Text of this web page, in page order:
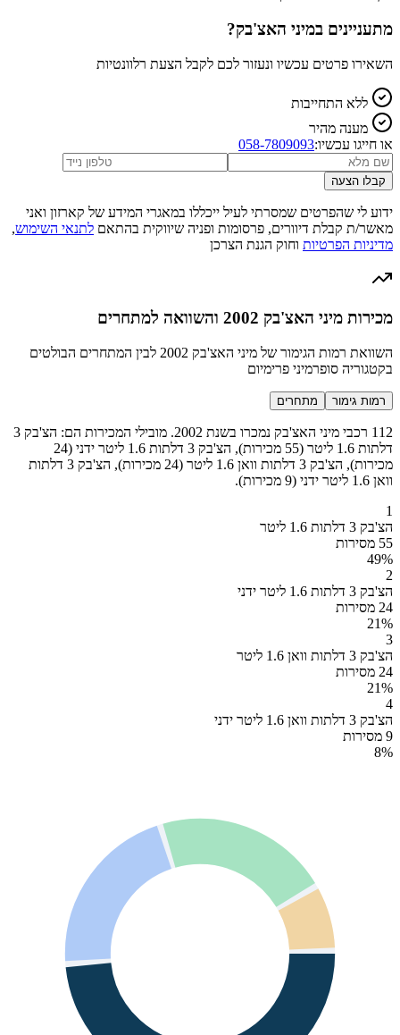
מתעניינים במיני האצ'בק?
השאירו פרטים עכשיו ונעזור לכם לקבל הצעת רלוונטיות
ללא התחייבות
מענה מהיר
או חייגו עכשיו:058-7809093
קבלו הצעה
ידוע לי שהפרטים שמסרתי לעיל ייכללו במאגרי המידע של קארזון ואני
מאשר/ת קבלת דיוורים, פרסומות ופניה שיווקית בהתאם לתנאי השימוש,
מדיניות הפרטיות וחוק הגנת הצרכן
מכירות מיני האצ'בק 2002 והשוואה למתחרים
השוואת רמות הגימור של מיני האצ'בק 2002 לבין המתחרים הבולטים
בקטגוריה סופרמיני פרימיום
רמות גימור מתחרים
112 רכבי מיני האצ'בק נמכרו בשנת 2002. מובילי המכירות הם: הצ'בק 3
דלתות 1.6 ליטר (55 מכירות), הצ'בק 3 דלתות 1.6 ליטר ידני (24
מכירות), הצ'בק 3 דלתות וואן 1.6 ליטר (24 מכירות), הצ'בק 3 דלתות
וואן 1.6 ליטר ידני (9 מכירות).
1
הצ'בק 3 דלתות 1.6 ליטר
55 מסירות
49%
2
הצ'בק 3 דלתות 1.6 ליטר ידני
24 מסירות
21%
3
הצ'בק 3 דלתות וואן 1.6 ליטר
24 מסירות
21%
4
הצ'בק 3 דלתות וואן 1.6 ליטר ידני
9 מסירות
8%